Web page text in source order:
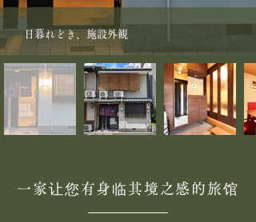
日暮れどき、施設外観
一家让您有身临其境之感的旅馆